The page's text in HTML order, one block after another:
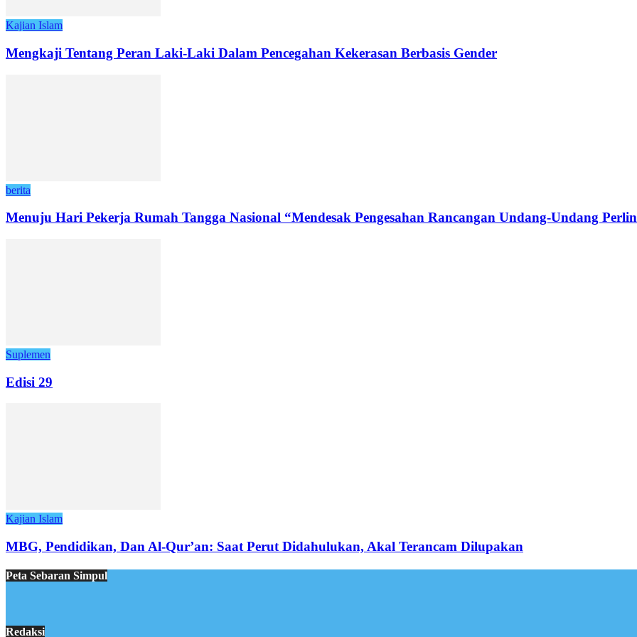
Kajian Islam
Mengkaji Tentang Peran Laki-Laki Dalam Pencegahan Kekerasan Berbasis Gender
berita
Menuju Hari Pekerja Rumah Tangga Nasional “Mendesak Pengesahan Rancangan Undang-Undang
Suplemen
Edisi 29
Kajian Islam
MBG, Pendidikan, Dan Al-Qur’an: Saat Perut Didahulukan, Akal Terancam Dilupakan
Peta Sebaran Simpul
Redaksi